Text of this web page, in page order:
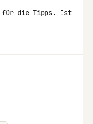
für die Tipps. Ist